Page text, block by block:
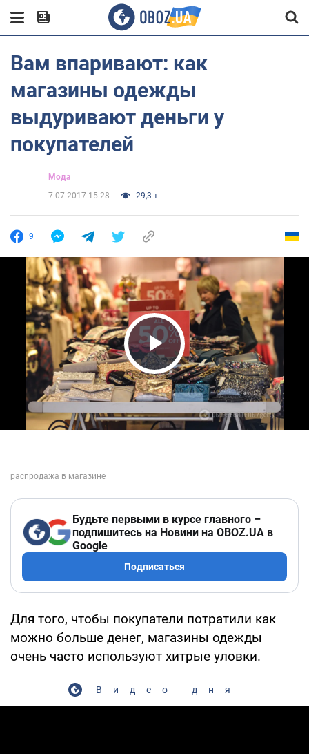
Вам впаривают: как
магазины одежды
выдуривают деньги у
покупателей
Мода
7.07.2017 15:28
29,3 т.
9
Play Video
Будьте первыми в курсе главного –
подпишитесь на Новини на OBOZ.UA в
Google
Подписаться
Для того, чтобы покупатели потратили как
можно больше денег, магазины одежды
очень часто используют хитрые уловки.
Видео дня